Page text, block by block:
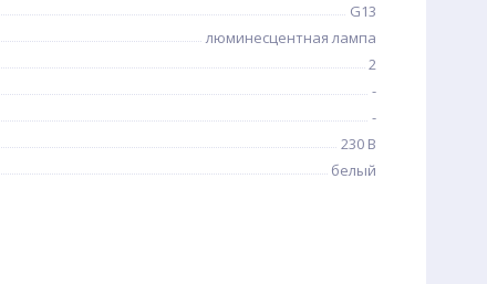
G13
люминесцентная лампа
2
-
-
230 В
белый